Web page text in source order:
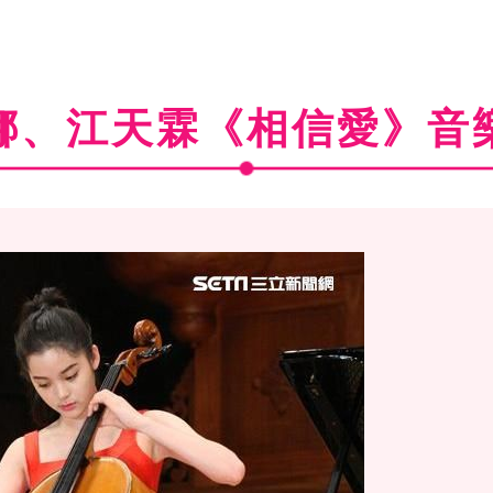
、江天霖《相信愛》音